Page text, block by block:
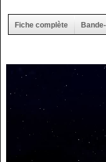
Fiche complète